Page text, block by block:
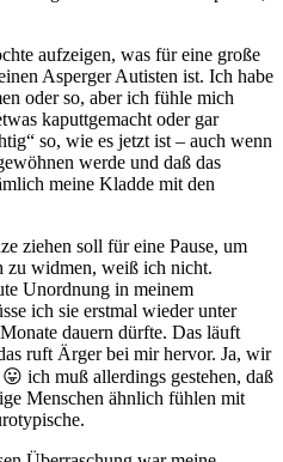
aufzeigen, was für eine große
Asperger Autisten ist. Ich habe
oder so, aber ich fühle mich
kaputtgemacht oder gar
so, wie es jetzt ist – auch wenn
werde und daß das
meine Kladde mit den
ziehen soll für eine Pause, um
zu widmen, weiß ich nicht.
Unordnung in meinem
ich sie erstmal wieder unter
dauern dürfte. Das läuft
ruft Ärger bei mir hervor. Ja, wir
ich muß allerdings gestehen, daß
Menschen ähnlich fühlen mit